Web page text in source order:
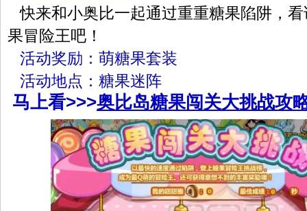
快来和小奥比一起通过重重糖果陷阱，
果冒险王吧！
活动奖励：萌糖果套装
活动地点：糖果迷阵
马上看>>>奥比岛糖果闯关大挑战攻